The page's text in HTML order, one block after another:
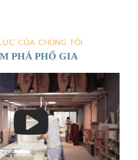
CỦA CHÚNG TÔI
PHÁ PHỐ GIA